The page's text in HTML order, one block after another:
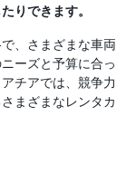
りできます。
、さまざまな車両
ーズと予算に合っ
チアでは、競争力
まざまなレンタカ